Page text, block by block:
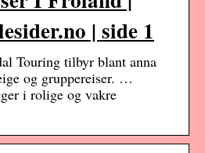
| side 1
Touring tilbyr blant anna
og gruppereiser. …
i rolige og vakre